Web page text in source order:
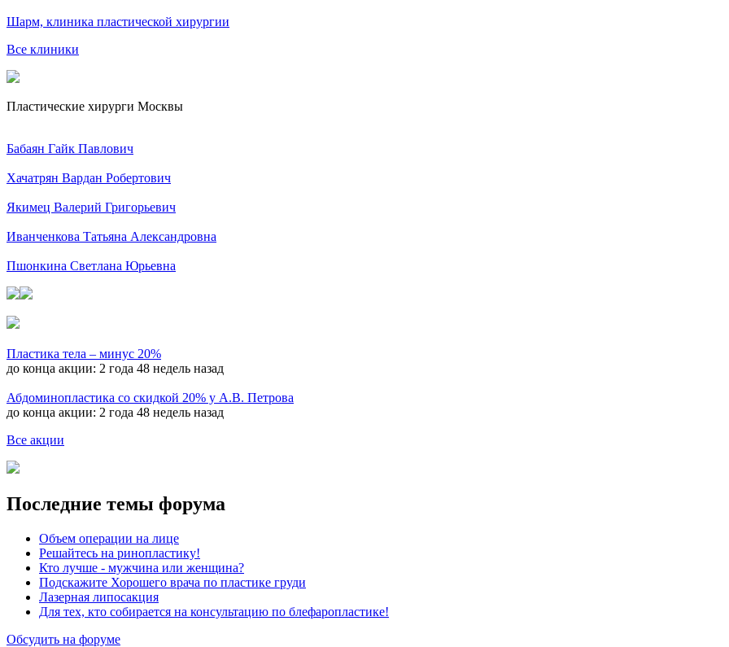
Шарм, клиника пластической хирургии
Все клиники
Пластические хирурги Москвы
Бабаян Гайк Павлович
Хачатрян Вардан Робертович
Якимец Валерий Григорьевич
Иванченкова Татьяна Александровна
Пшонкина Светлана Юрьевна
Пластика тела – минус 20%
до конца акции: 2 года 48 недель назад
Абдоминопластика со скидкой 20% у А.В. Петрова
до конца акции: 2 года 48 недель назад
Все акции
Последние темы форума
Объем операции на лице
Решайтесь на ринопластику!
Кто лучше - мужчина или женщина?
Подскажите Хорошего врача по пластике груди
Лазерная липосакция
Для тех, кто собирается на консультацию по блефаропластике!
Обсудить на форуме